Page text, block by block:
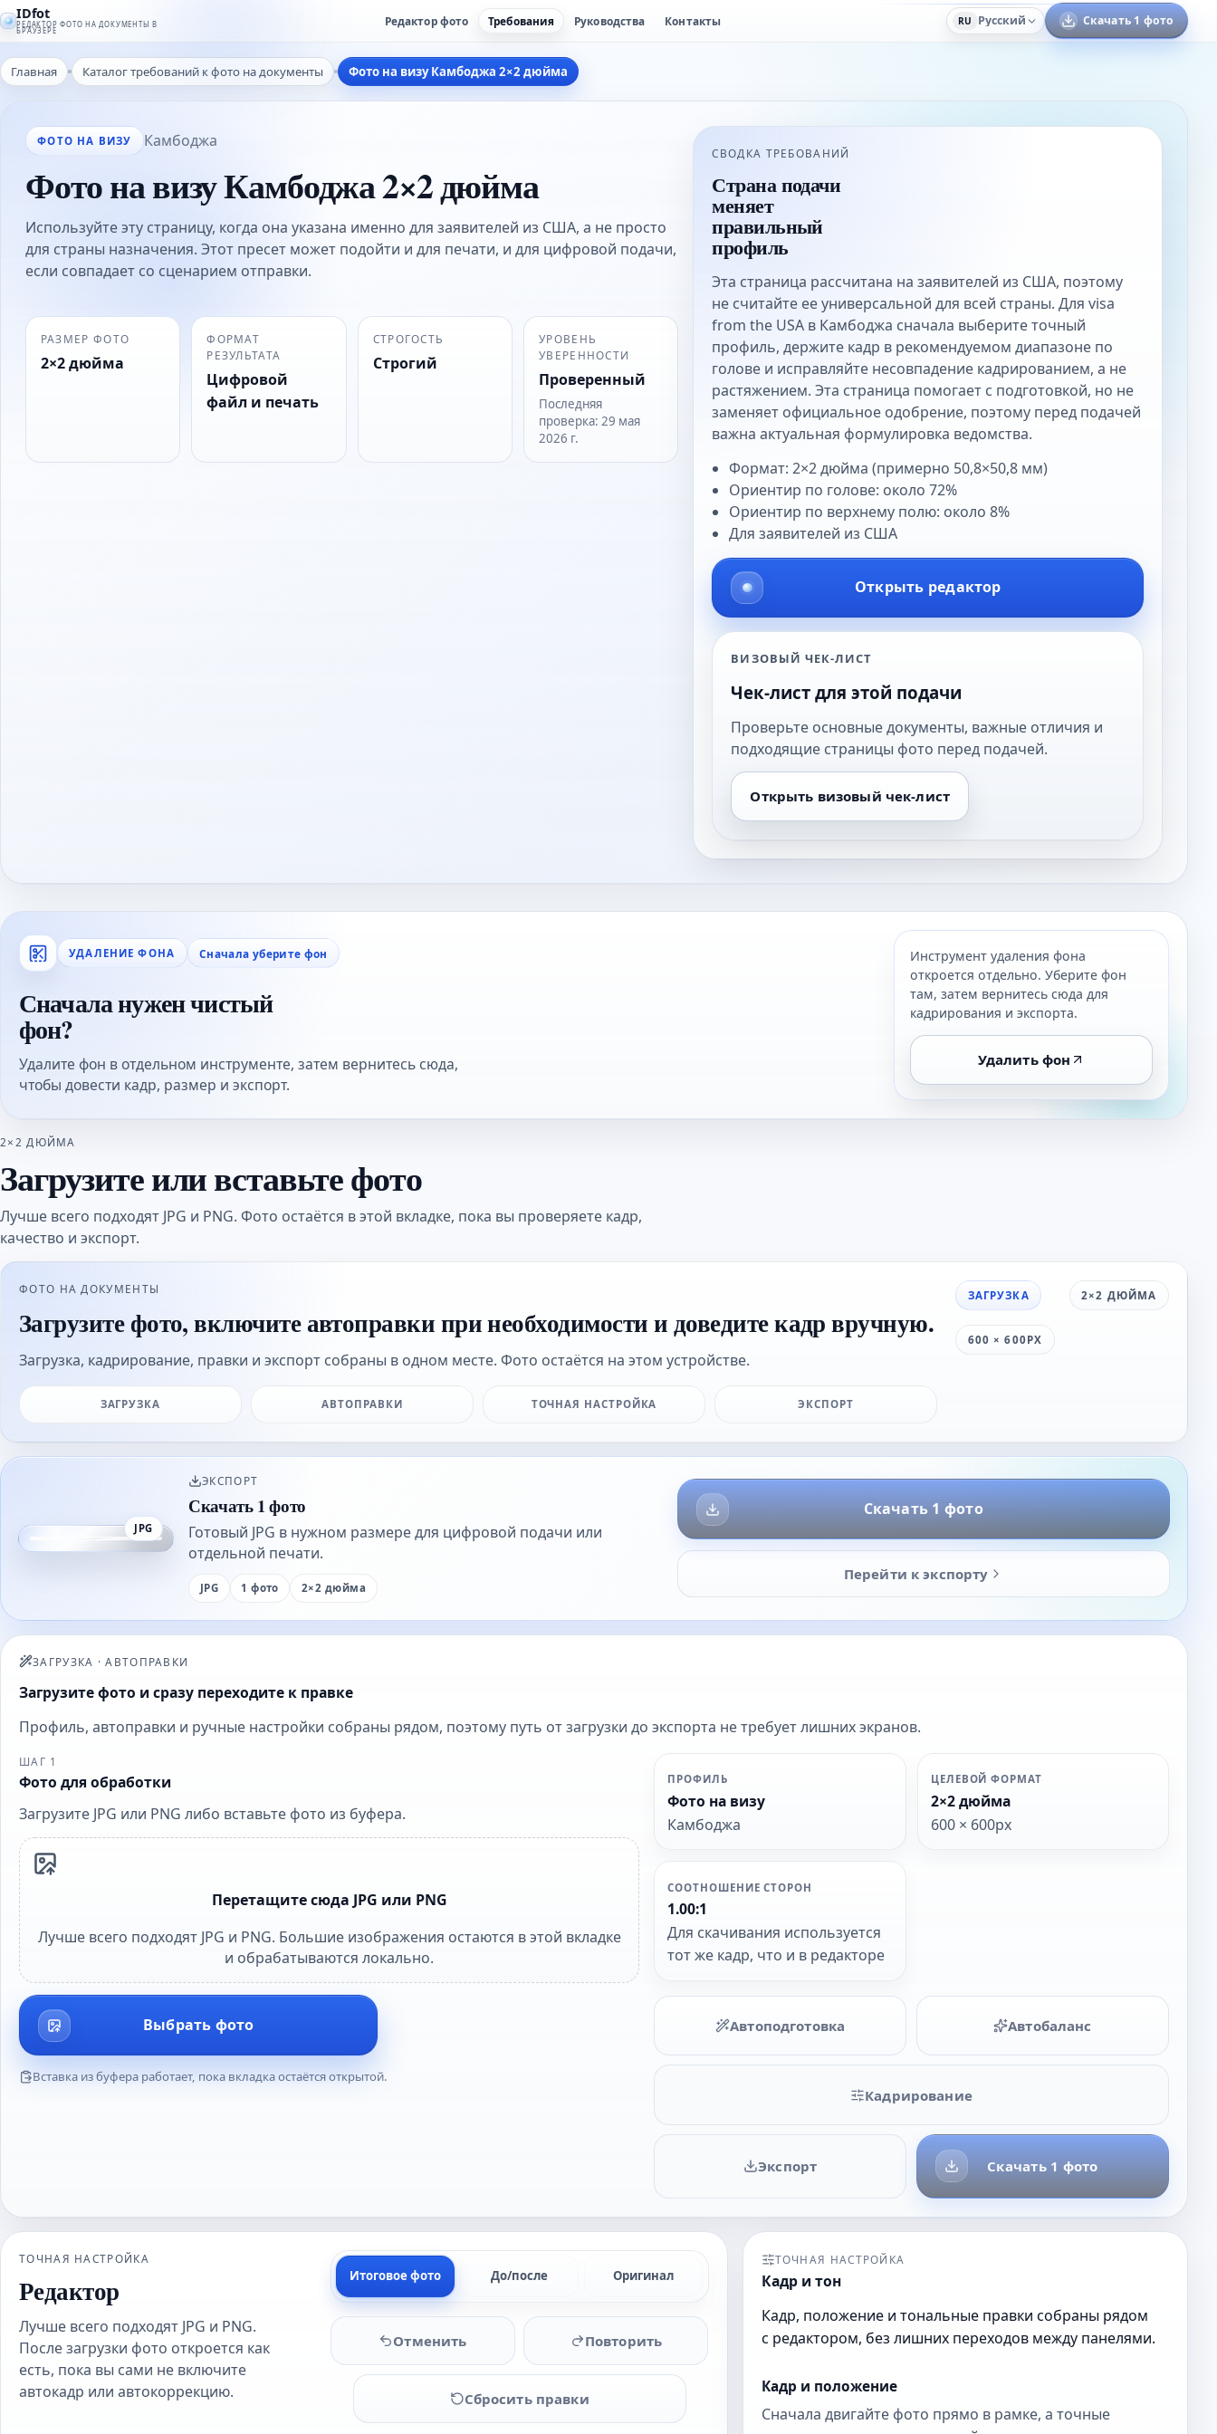
IDfot
РЕДАКТОР ФОТО НА ДОКУМЕНТЫ В
БРАУЗЕРЕ
Редактор фото Требования Руководства Контакты RU Русский Скачать 1 фото
Главная Каталог требований к фото на документы Фото на визу Камбоджа 2×2 дюйма
ФОТО НА ВИЗУ Камбоджа
Фото на визу Камбоджа 2×2 дюйма
Используйте эту страницу, когда она указана именно для заявителей из США, а не просто
для страны назначения. Этот пресет может подойти и для печати, и для цифровой подачи,
если совпадает со сценарием отправки.
РАЗМЕР ФОТО
2×2 дюйма
ФОРМАТ
РЕЗУЛЬТАТА
Цифровой
файл и печать
СТРОГОСТЬ
Строгий
УРОВЕНЬ
УВЕРЕННОСТИ
Проверенный
Последняя
проверка:29 мая
2026 г.
СВОДКА ТРЕБОВАНИЙ
Страна подачи
меняет
правильный
профиль
Эта страница рассчитана на заявителей из США, поэтому
не считайте ее универсальной для всей страны. Для visa
from the USA в Камбоджа сначала выберите точный
профиль, держите кадр в рекомендуемом диапазоне по
голове и исправляйте несовпадение кадрированием, а не
растяжением. Эта страница помогает с подготовкой, но не
заменяет официальное одобрение, поэтому перед подачей
важна актуальная формулировка ведомства.
Формат: 2×2 дюйма (примерно 50,8×50,8 мм)
Ориентир по голове: около 72%
Ориентир по верхнему полю: около 8%
Для заявителей из США
Открыть редактор
ВИЗОВЫЙ ЧЕК-ЛИСТ
Чек-лист для этой подачи
Проверьте основные документы, важные отличия и
подходящие страницы фото перед подачей.
Открыть визовый чек-лист
УДАЛЕНИЕ ФОНА Сначала уберите фон
Сначала нужен чистый
фон?
Удалите фон в отдельном инструменте, затем вернитесь сюда,
чтобы довести кадр, размер и экспорт.
Инструмент удаления фона
откроется отдельно. Уберите фон
там, затем вернитесь сюда для
кадрирования и экспорта.
Удалить фон
2×2 ДЮЙМА
Загрузите или вставьте фото
Лучше всего подходят JPG и PNG. Фото остаётся в этой вкладке, пока вы проверяете кадр,
качество и экспорт.
ФОТО НА ДОКУМЕНТЫ
Загрузите фото, включите автоправки при необходимости и доведите кадр вручную.
Загрузка, кадрирование, правки и экспорт собраны в одном месте. Фото остаётся на этом устройстве.
ЗАГРУЗКА 2×2 ДЮЙМА
600 × 600PX
ЗАГРУЗКА АВТОПРАВКИ ТОЧНАЯ НАСТРОЙКА ЭКСПОРТ
JPG
ЭКСПОРТ
Скачать 1 фото
Готовый JPG в нужном размере для цифровой подачи или
отдельной печати.
JPG 1 фото 2×2 дюйма
Скачать 1 фото
Перейти к экспорту
ЗАГРУЗКА ·АВТОПРАВКИ
Загрузите фото и сразу переходите к правке
Профиль, автоправки и ручные настройки собраны рядом, поэтому путь от загрузки до экспорта не требует лишних экранов.
ШАГ 1
Фото для обработки
Загрузите JPG или PNG либо вставьте фото из буфера.
Перетащите сюда JPG или PNG
Лучше всего подходят JPG и PNG. Большие изображения остаются в этой вкладке
и обрабатываются локально.
Выбрать фото
Вставка из буфера работает, пока вкладка остаётся открытой.
ПРОФИЛЬ
Фото на визу
Камбоджа
ЦЕЛЕВОЙ ФОРМАТ
2×2 дюйма
600 × 600px
СООТНОШЕНИЕ СТОРОН
1.00:1
Для скачивания используется
тот же кадр, что и в редакторе
Автоподготовка Автобаланс
Кадрирование
Скачать 1 фото
Экспорт
ТОЧНАЯ НАСТРОЙКА
Редактор
Лучше всего подходят JPG и PNG.
После загрузки фото откроется как
есть, пока вы сами не включите
автокадр или автокоррекцию.
Итоговое фото До/после Оригинал
Отменить Повторить
Сбросить правки
ТОЧНАЯ НАСТРОЙКА
Кадр и тон
Кадр, положение и тональные правки собраны рядом
с редактором, без лишних переходов между панелями.
Кадр и положение
Сначала двигайте фото прямо в рамке, а точные